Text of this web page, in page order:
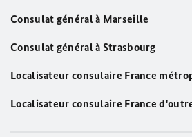
Consulat général à Marseille
Consulat général à Strasbourg
Localisateur consulaire France
Localisateur consulaire France